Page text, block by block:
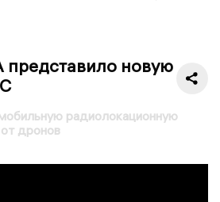
представило новую
радиолокационную
дронов